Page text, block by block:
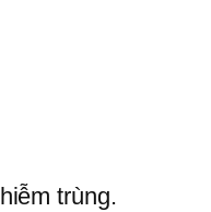
trùng.